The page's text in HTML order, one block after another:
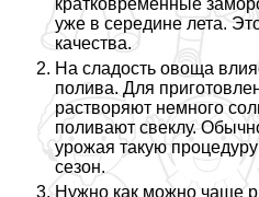
кратковременные
уже в середине лета.
качества.
На сладость овоща
полива. Для
растворяют немного
поливают свеклу.
урожая такую
сезон.
Нужно как можно чаще